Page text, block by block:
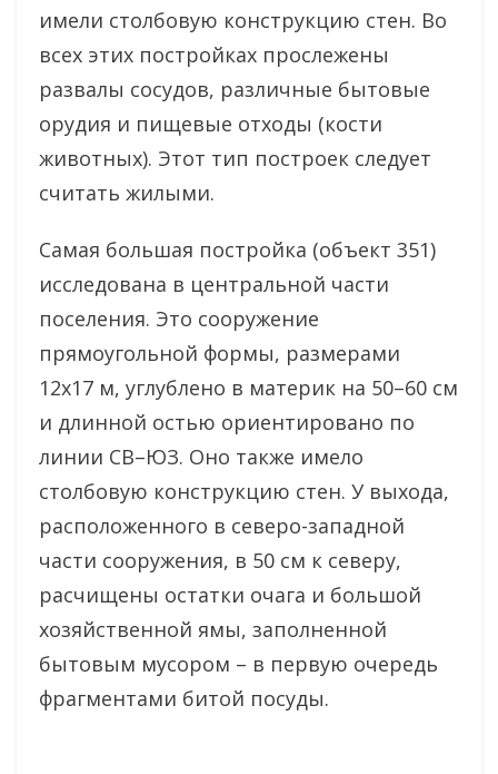
имели столбовую конструкцию стен. Во
всех этих постройках прослежены
развалы сосудов, различные бытовые
орудия и пищевые отходы (кости
животных). Этот тип построек следует
считать жилыми.
Самая большая постройка (объект 351)
исследована в центральной части
поселения. Это сооружение
прямоугольной формы, размерами
12х17 м, углублено в материк на 50–60 см
и длинной остью ориентировано по
линии СВ–ЮЗ. Оно также имело
столбовую конструкцию стен. У выхода,
расположенного в северо-западной
части сооружения, в 50 см к северу,
расчищены остатки очага и большой
хозяйственной ямы, заполненной
бытовым мусором – в первую очередь
фрагментами битой посуды.